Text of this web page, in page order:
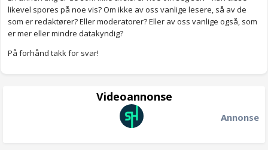
likevel spores på noe vis? Om ikke av oss vanlige lesere, så av de
som er redaktører? Eller moderatorer? Eller av oss vanlige også, som
er mer eller mindre datakyndig?
På forhånd takk for svar!
Videoannonse
Annonse